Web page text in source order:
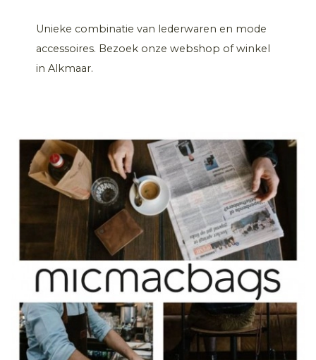
Unieke combinatie van lederwaren en mode
accessoires. Bezoek onze webshop of winkel
in Alkmaar.